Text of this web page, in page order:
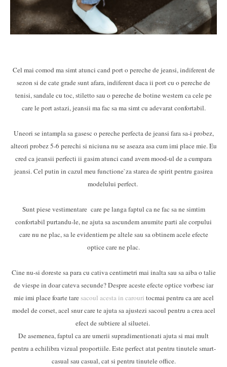
Cel mai comod ma simt atunci cand port o pereche de jeansi, indiferent de
sezon si de cate grade sunt afara, indiferent daca ii port cu o pereche de
tenisi, sandale cu toc, stiletto sau o pereche de botine western ca cele pe
care le port astazi, jeansii ma fac sa ma simt cu adevarat confortabil.
Uneori se intampla sa gasesc o pereche perfecta de jeansi fara sa-i probez,
alteori probez 5-6 perechi si niciuna nu se aseaza asa cum imi place mie. Eu
cred ca jeansii perfecti ii gasim atunci cand avem mood-ul de a cumpara
jeansi. Cel putin in cazul meu functione`za starea de spirit pentru gasirea
modelului perfect.
Sunt piese vestimentare care pe langa faptul ca ne fac sa ne simtim
confortabil purtandu-le, ne ajuta sa ascundem anumite parti ale corpului
care nu ne plac, sa le evidentiem pe altele sau sa obtinem acele efecte
optice care ne plac.
Cine nu-si doreste sa para cu cativa centimetri mai inalta sau sa aiba o talie
de viespe in doar cateva secunde? Despre aceste efecte optice vorbesc iar
mie imi place foarte taresacoul acesta in carouri tocmai pentru ca are acel
model de corset, acel snur care te ajuta sa ajustezi sacoul pentru a crea acel
efect de subtiere al siluetei.
De asemenea, faptul ca are umerii supradimentionati ajuta si mai mult
pentru a echilibra vizual proportiile. Este perfect atat pentru tinutele smart-
casual sau casual, cat si pentru tinutele office.